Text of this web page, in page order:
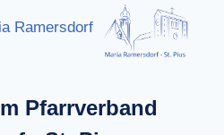
Ramersdorf
Pfarrverband